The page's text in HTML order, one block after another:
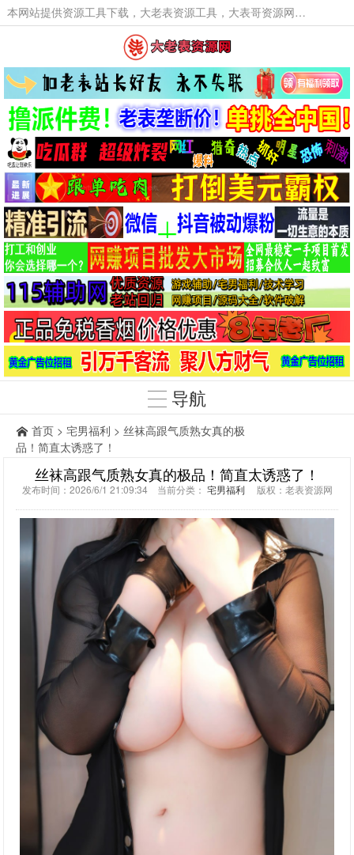
本网站提供资源工具下载，大老表资源工具，大表哥资源网软件工具，大老表资源下载，活动线报福利资源分享,活动线报，大型网游经典游戏，网络热门技术游戏辅助交流与分享。
导航
首页 > 宅男福利 > 丝袜高跟气质熟女真的极
品！简直太诱惑了！
丝袜高跟气质熟女真的极品！简直太诱惑了！
发布时间：2026/6/1 21:09:34 当前分类： 宅男福利 版权：老表资源网